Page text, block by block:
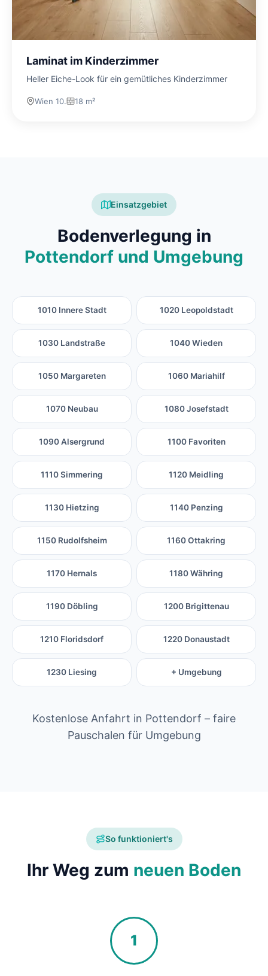
Laminat im Kinderzimmer
Heller Eiche-Look für ein gemütliches Kinderzimmer
Wien 10. 18 m²
Einsatzgebiet
Bodenverlegung in
Pottendorf und Umgebung
1010 Innere Stadt 1020 Leopoldstadt
1030 Landstraße 1040 Wieden
1050 Margareten 1060 Mariahilf
1070 Neubau 1080 Josefstadt
1090 Alsergrund 1100 Favoriten
1110 Simmering 1120 Meidling
1130 Hietzing 1140 Penzing
1150 Rudolfsheim 1160 Ottakring
1170 Hernals 1180 Währing
1190 Döbling 1200 Brigittenau
1210 Floridsdorf 1220 Donaustadt
1230 Liesing + Umgebung
Kostenlose Anfahrt in Pottendorf – faire
Pauschalen für Umgebung
So funktioniert's
Ihr Weg zum neuen Boden
1